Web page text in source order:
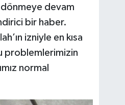
devam
bir haber.
izniyle en kısa
problemlerimizin
normal